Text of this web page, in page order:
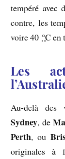
tempéré
contre, les
voire40 °C en
Les
Au-delà des
Sydney, de
Perth, ou
originales à